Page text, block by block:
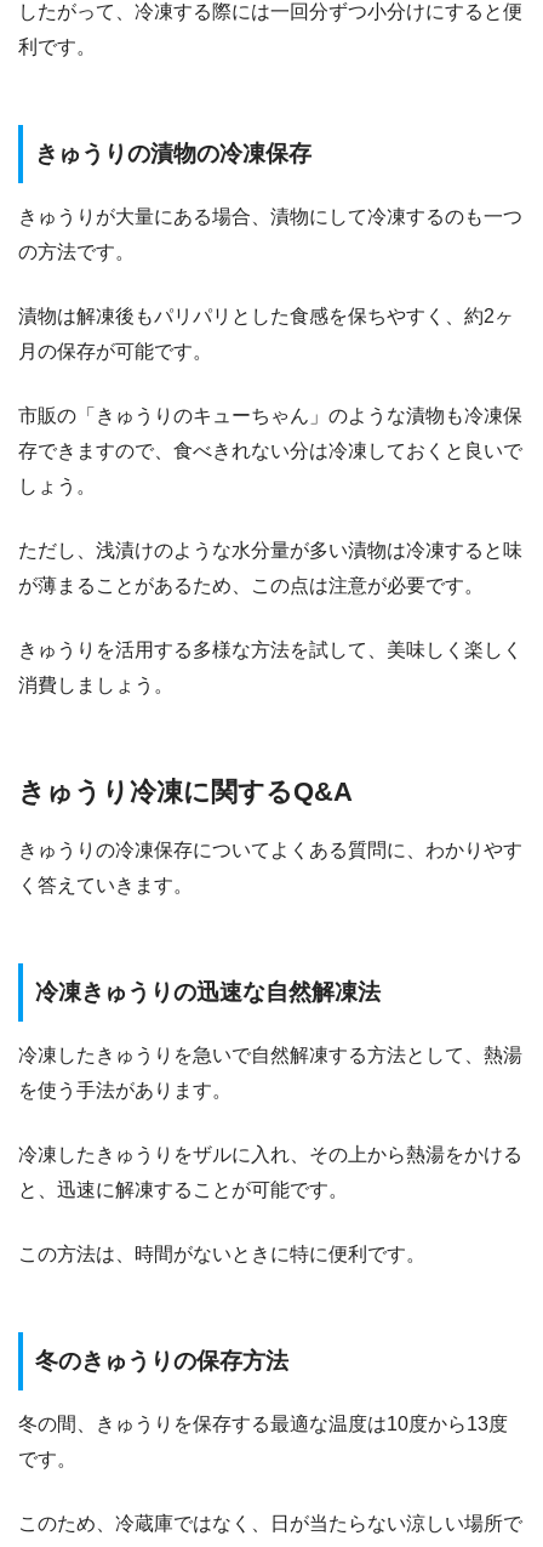
したがって、冷凍する際には一回分ずつ小分けにすると便
利です。
​​きゅうりの漬物の冷凍保存
きゅうりが大量にある場合、漬物にして冷凍するのも一つ
の方法です。
漬物は解凍後もパリパリとした食感を保ちやすく、約2ヶ
月の保存が可能です。
市販の「きゅうりのキューちゃん」のような漬物も冷凍保
存できますので、食べきれない分は冷凍しておくと良いで
しょう。
ただし、浅漬けのような水分量が多い漬物は冷凍すると味
が薄まることがあるため、この点は注意が必要です。
きゅうりを活用する多様な方法を試して、美味しく楽しく
消費しましょう。
きゅうり冷凍に関するQ&A
きゅうりの冷凍保存についてよくある質問に、わかりやす
く答えていきます。
​​冷凍きゅうりの迅速な自然解凍法
冷凍したきゅうりを急いで自然解凍する方法として、熱湯
を使う手法があります。
冷凍したきゅうりをザルに入れ、その上から熱湯をかける
と、迅速に解凍することが可能です。
この方法は、時間がないときに特に便利です。
​​冬のきゅうりの保存方法
冬の間、きゅうりを保存する最適な温度は10度から13度
です。
このため、冷蔵庫ではなく、日が当たらない涼しい場所で